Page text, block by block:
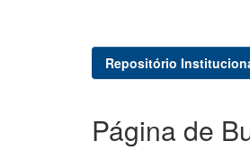
Repositório
Página de